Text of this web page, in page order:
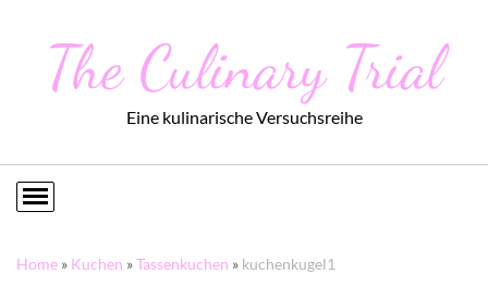
The Culinary Trial
Eine kulinarische Versuchsreihe
Home » Kuchen »Tassenkuchen » kuchenkugel1